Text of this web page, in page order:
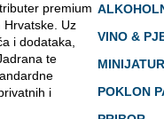
premium
Hrvatske. Uz
i dodataka,
te
i
VINO &
POKLON